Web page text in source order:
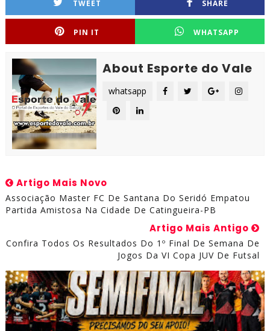
TWEET SHARE
PIN IT WHATSAPP
About Esporte do Vale
whatsapp
Artigo Mais Novo
Associação Master FC De Santana Do Seridó Empatou
Partida Amistosa Na Cidade De Catingueira-PB
Artigo Mais Antigo
Confira Todos Os Resultados Do 1º Final De Semana De
Jogos Da VI Copa JUV De Futsal